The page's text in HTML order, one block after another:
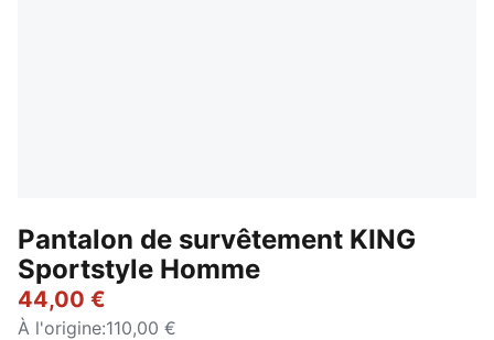
Pantalon de survêtement KING
Sportstyle Homme
44,00 €
À l'origine:110,00 €